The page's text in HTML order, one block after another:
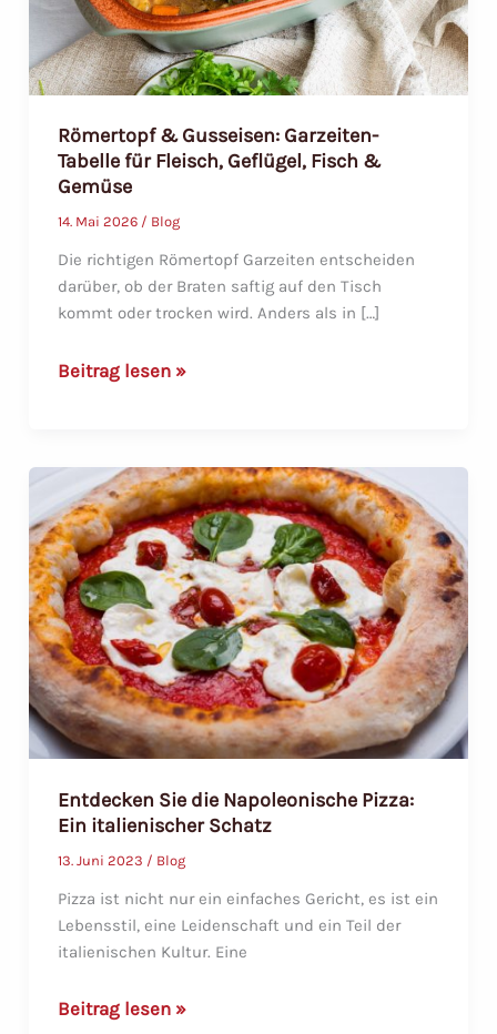
Römertopf & Gusseisen: Garzeiten-
Tabelle für Fleisch, Geflügel, Fisch &
Gemüse
14. Mai 2026 / Blog
Die richtigen Römertopf Garzeiten entscheiden
darüber, ob der Braten saftig auf den Tisch
kommt oder trocken wird. Anders als in […]
Römertopf
Garzeiten-
Tabelle
für
Fleisch,
Geflügel,
Fisch
&
Gemüse
Beitrag lesen »
Entdecken Sie die Napoleonische Pizza:
Ein italienischer Schatz
13. Juni 2023 / Blog
Pizza ist nicht nur ein einfaches Gericht, es ist ein
Lebensstil, eine Leidenschaft und ein Teil der
italienischen Kultur. Eine
Entdecken
Beitrag lesen »